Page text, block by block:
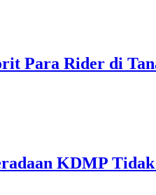
Para Rider di
KDMP